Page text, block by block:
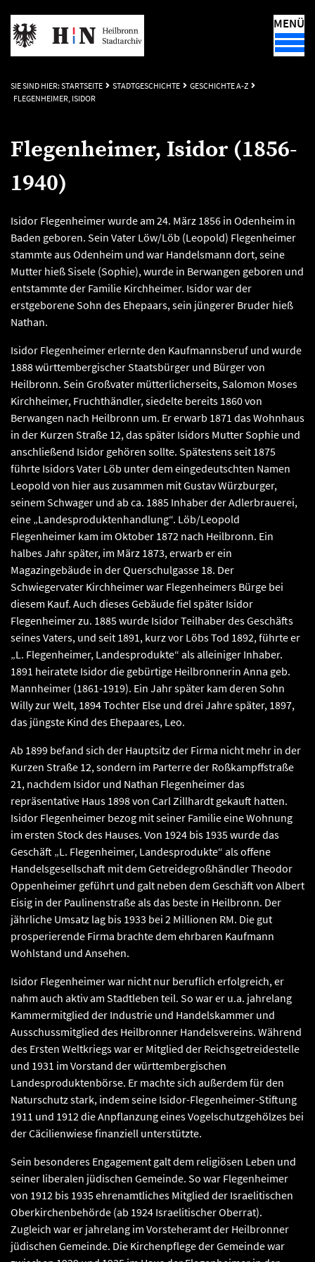
MENÜ
SIE SIND HIER: STARTSEITE STADTGESCHICHTE
GESCHICHTE A-Z
FLEGENHEIMER, ISIDOR
Flegenheimer, Isidor (1856-
1940)
Isidor Flegenheimer wurde am 24. März 1856 in Odenheim in
Baden geboren. Sein Vater Löw/Löb (Leopold) Flegenheimer
stammte aus Odenheim und war Handelsmann dort, seine
Mutter hieß Sisele (Sophie), wurde in Berwangen geboren und
entstammte der Familie Kirchheimer. Isidor war der
erstgeborene Sohn des Ehepaars, sein jüngerer Bruder hieß
Nathan.
Isidor Flegenheimer erlernte den Kaufmannsberuf und wurde
1888 württembergischer Staatsbürger und Bürger von
Heilbronn. Sein Großvater mütterlicherseits, Salomon Moses
Kirchheimer, Fruchthändler, siedelte bereits 1860 von
Berwangen nach Heilbronn um. Er erwarb 1871 das Wohnhaus
in der Kurzen Straße 12, das später Isidors Mutter Sophie und
anschließend Isidor gehören sollte. Spätestens seit 1875
führte Isidors Vater Löb unter dem eingedeutschten Namen
Leopold von hier aus zusammen mit Gustav Würzburger,
seinem Schwager und ab ca. 1885 Inhaber der Adlerbrauerei,
eine „Landesproduktenhandlung“. Löb/Leopold
Flegenheimer kam im Oktober 1872 nach Heilbronn. Ein
halbes Jahr später, im März 1873, erwarb er ein
Magazingebäude in der Querschulgasse 18. Der
Schwiegervater Kirchheimer war Flegenheimers Bürge bei
diesem Kauf. Auch dieses Gebäude fiel später Isidor
Flegenheimer zu. 1885 wurde Isidor Teilhaber des Geschäfts
seines Vaters, und seit 1891, kurz vor Löbs Tod 1892, führte er
„L. Flegenheimer, Landesprodukte“ als alleiniger Inhaber.
1891 heiratete Isidor die gebürtige Heilbronnerin Anna geb.
Mannheimer (1861-1919). Ein Jahr später kam deren Sohn
Willy zur Welt, 1894 Tochter Else und drei Jahre später, 1897,
das jüngste Kind des Ehepaares, Leo.
Ab 1899 befand sich der Hauptsitz der Firma nicht mehr in der
Kurzen Straße 12, sondern im Parterre der Roßkampffstraße
21, nachdem Isidor und Nathan Flegenheimer das
repräsentative Haus 1898 von Carl Zillhardt gekauft hatten.
Isidor Flegenheimer bezog mit seiner Familie eine Wohnung
im ersten Stock des Hauses. Von 1924 bis 1935 wurde das
Geschäft „L. Flegenheimer, Landesprodukte“ als offene
Handelsgesellschaft mit dem Getreidegroßhändler Theodor
Oppenheimer geführt und galt neben dem Geschäft von Albert
Eisig in der Paulinenstraße als das beste in Heilbronn. Der
jährliche Umsatz lag bis 1933 bei 2 Millionen RM. Die gut
prosperierende Firma brachte dem ehrbaren Kaufmann
Wohlstand und Ansehen.
Isidor Flegenheimer war nicht nur beruflich erfolgreich, er
nahm auch aktiv am Stadtleben teil. So war er u.a. jahrelang
Kammermitglied der Industrie und Handelskammer und
Ausschussmitglied des Heilbronner Handelsvereins. Während
des Ersten Weltkriegs war er Mitglied der Reichsgetreidestelle
und 1931 im Vorstand der württembergischen
Landesproduktenbörse. Er machte sich außerdem für den
Naturschutz stark, indem seine Isidor-Flegenheimer-Stiftung
1911 und 1912 die Anpflanzung eines Vogelschutzgehölzes bei
der Cäcilienwiese finanziell unterstützte.
Sein besonderes Engagement galt dem religiösen Leben und
seiner liberalen jüdischen Gemeinde. So war Flegenheimer
von 1912 bis 1935 ehrenamtliches Mitglied der Israelitischen
Oberkirchenbehörde (ab 1924 Israelitischer Oberrat).
Zugleich war er jahrelang im Vorsteheramt der Heilbronner
jüdischen Gemeinde. Die Kirchenpflege der Gemeinde war